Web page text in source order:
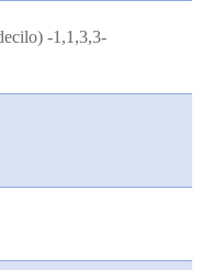
-1,1,3,3-